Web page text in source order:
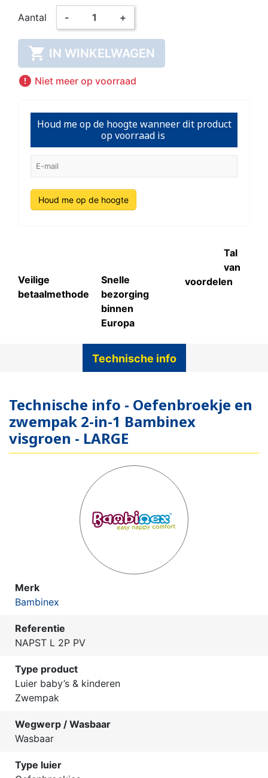
Aantal - +
 IN WINKELWAGEN
 Niet meer op voorraad
Houd me op de hoogte wanneer dit product
op voorraad is
Houd me op de hoogte
Veilige
betaalmethode
Snelle
bezorging
binnen
Europa
Tal
van
voordelen
Technische info
Technische info - Oefenbroekje en
zwempak 2-in-1 Bambinex
visgroen - LARGE
Merk
Bambinex
Referentie
NAPST L 2P PV
Type product
Luier baby’s & kinderen
Zwempak
Wegwerp / Wasbaar
Wasbaar
Type luier